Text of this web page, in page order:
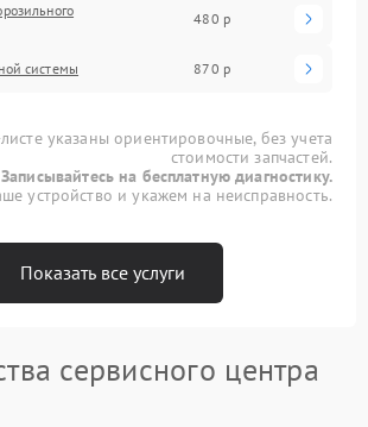
480 р
системы 870 р
указаны ориентировочные, без учета
стоимости запчастей.
Записывайтесь на бесплатную диагностику.
устройство и укажем на неисправность.
Показать все услуги
сервисного центра